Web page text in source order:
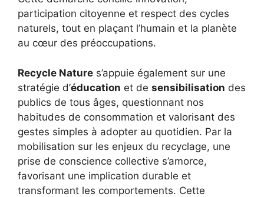
participation citoyenne et respect des cycles
naturels, tout en plaçant l’humain et la planète
au cœur des préoccupations.
Recycle Nature s’appuie également sur une
stratégie d’éducation et de sensibilisation des
publics de tous âges, questionnant nos
habitudes de consommation et valorisant des
gestes simples à adopter au quotidien. Par la
mobilisation sur les enjeux du recyclage, une
prise de conscience collective s’amorce,
favorisant une implication durable et
transformant les comportements. Cette